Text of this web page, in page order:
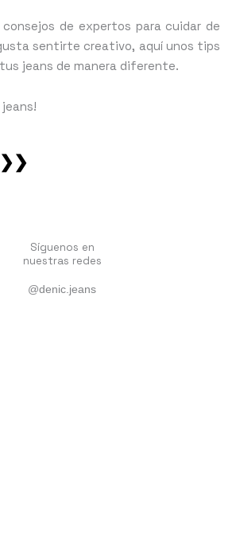
de expertos para cuidar de
sentirte creativo, aquí unos tips
jeans de manera diferente.
Síguenos en
nuestras redes
@denic.jeans